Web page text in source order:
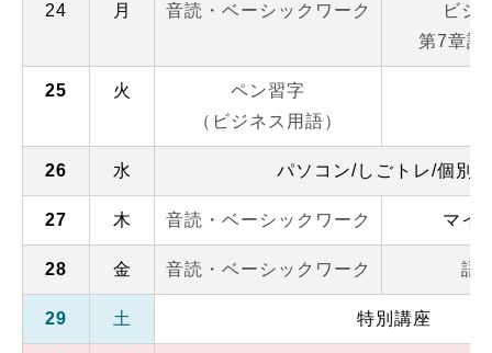
24 月 音読・ベーシックワーク
ビジ
第7章訪
25 火
ペン習字
（ビジネス用語）
26 水 パソコン/しごトレ/個別
27 木 音読・ベーシックワーク マイ
28 金 音読・ベーシックワーク 語
29 土 特別講座